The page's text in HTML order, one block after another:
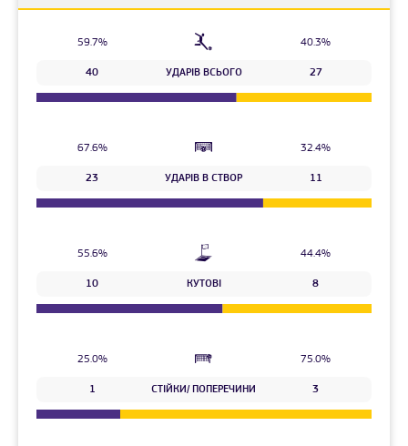
59.7% 40.3%
40 УДАРІВ ВСЬОГО 27
67.6% 32.4%
23 УДАРІВ В СТВОР 11
55.6% 44.4%
10 КУТОВІ 8
25.0% 75.0%
1 СТІЙКИ/ ПОПЕРЕЧИНИ 3